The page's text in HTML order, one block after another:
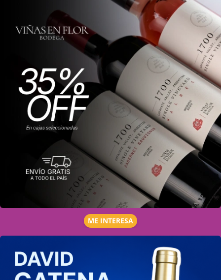
ME INTERESA